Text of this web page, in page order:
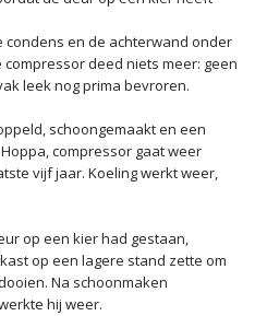
en de achterwand onder
deed niets meer: geen
leek nog prima bevroren.
schoongemaakt en een
compressor gaat weer
vijf jaar. Koeling werkt weer,
op een kier had gestaan,
op een lagere stand zette om
Na schoonmaken
hij weer.